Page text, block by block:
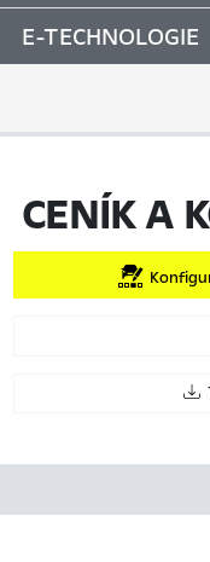
E-TECHNOLOGIE
CENÍK A